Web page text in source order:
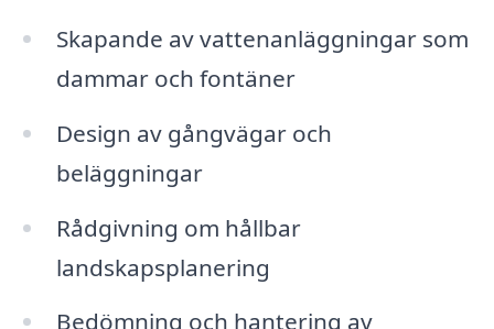
Skapande av vattenanläggningar som
dammar och fontäner
Design av gångvägar och
beläggningar
Rådgivning om hållbar
landskapsplanering
Bedömning och hantering av